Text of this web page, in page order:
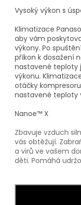
Vysoký výkon s
Klimatizace
aby vám
výkony. Po
příkon k dosažení
nastavené teploty
výkonu.
otáčky
nastavené teploty
Nanoe™ X
Zbavuje vzduch
vás obtěžují.
a virů ve vašem
děti. Pomáhá